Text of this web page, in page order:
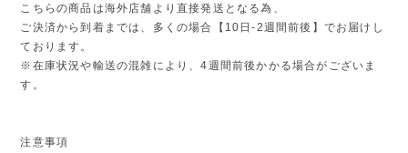
こちらの商品は海外店舗より直接発送となる為、
ご決済から到着までは、多くの場合【10日-2週間前後】でお届けし
ております。
※在庫状況や輸送の混雑により、4週間前後かかる場合がございま
す。
注意事項